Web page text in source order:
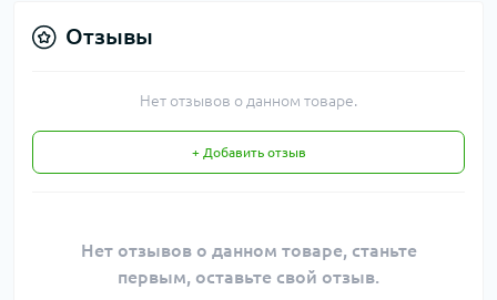
Отзывы
Нет отзывов о данном товаре.
+ Добавить отзыв
Нет отзывов о данном товаре, станьте
первым, оставьте свой отзыв.